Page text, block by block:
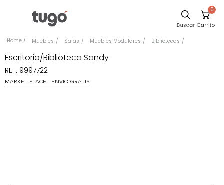
0
Muebles Salas Muebles Modulares Bibliotecas
Escritorio/Biblioteca Sandy
REF: 9997722
MARKET PLACE - ENVIO GRATIS
Comedor
Escritorio